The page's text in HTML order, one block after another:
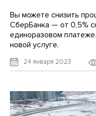
Вы можете снизить
СберБанка — от 0,5%
единоразовом
новой услуге.
24 января 2023